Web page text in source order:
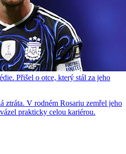
Přišel o otce, který stál za jeho
ztráta. V rodném Rosariu zemřel jeho
prakticky celou kariérou.